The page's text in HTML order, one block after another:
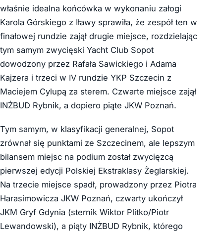
właśnie idealna końcówka w wykonaniu załogi
Karola Górskiego z Iławy sprawiła, że zespół ten w
finałowej rundzie zajął drugie miejsce, rozdzielając
tym samym zwycięski Yacht Club Sopot
dowodzony przez Rafała Sawickiego i Adama
Kajzera i trzeci w IV rundzie YKP Szczecin z
Maciejem Cylupą za sterem. Czwarte miejsce zajął
INŻBUD Rybnik, a dopiero piąte JKW Poznań.
Tym samym, w klasyfikacji generalnej, Sopot
zrównał się punktami ze Szczecinem, ale lepszym
bilansem miejsc na podium został zwycięzcą
pierwszej edycji Polskiej Ekstraklasy Żeglarskiej.
Na trzecie miejsce spadł, prowadzony przez Piotra
Harasimowicza JKW Poznań, czwarty ukończył
JKM Gryf Gdynia (sternik Wiktor Plitko/Piotr
Lewandowski), a piąty INŻBUD Rybnik, którego